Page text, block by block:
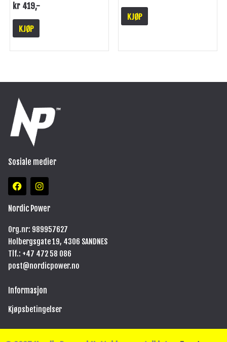
kr 419,-
KJØP
KJØP
Sosiale medier
F
a
e
o
o
k
I
n
t
g
r
a
m
Nordic Power
Org.nr: 989957627
Holbergsgate 19, 4306 SANDNES
Tlf.: +47 472 58 086
post@nordicpower.no
Informasjon
Kjøpsbetingelser